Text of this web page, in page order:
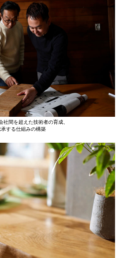
社間を超えた技術者の育成、
する仕組みの構築